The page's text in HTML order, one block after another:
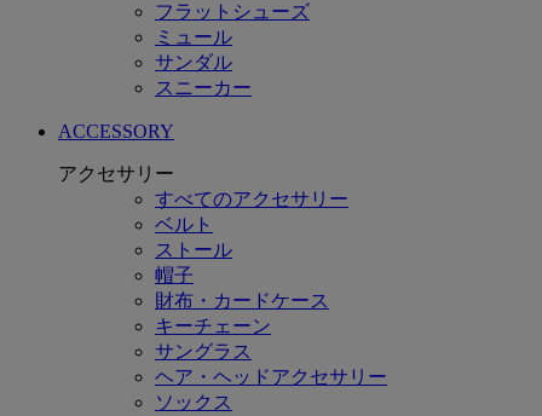
フラットシューズ
ミュール
サンダル
スニーカー
ACCESSORY
アクセサリー
すべてのアクセサリー
ベルト
ストール
帽子
財布・カードケース
キーチェーン
サングラス
ヘア・ヘッドアクセサリー
ソックス